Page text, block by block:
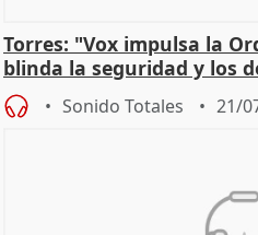
Torres: "Vox impulsa la
blinda la seguridad y los
control"
Sonido Totales 21/